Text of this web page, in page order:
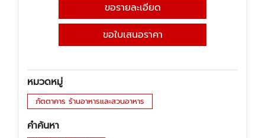
ขอรายละเอียด
ขอใบเสนอราคา
หมวดหมู่
ภัตตาคาร ร้านอาหารและสวนอาหาร
คำค้นหา